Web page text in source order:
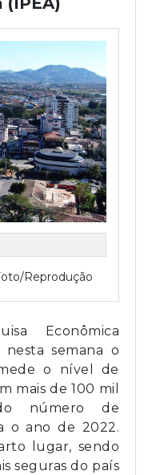
Reprodução
Econômica
semana o
o nível de
mais de 100 mil
número de
o ano de 2022.
lugar, sendo
seguras do país